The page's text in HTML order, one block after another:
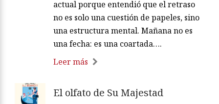
actual porque entendió que el retraso
no es solo una cuestión de papeles, sino
una estructura mental. Mañana no es
una fecha: es una coartada….
Leer más
El olfato de Su Majestad